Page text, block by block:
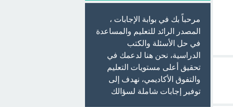
مرحباً بك في بوابة الإجابات ،
المصدر الرائد للتعليم والمساعدة
في حل الأسئلة والكتب
الدراسية، نحن هنا لدعمك في
تحقيق أعلى مستويات التعليم
والتفوق الأكاديمي، نهدف إلى
توفير إجابات شاملة لسؤالك